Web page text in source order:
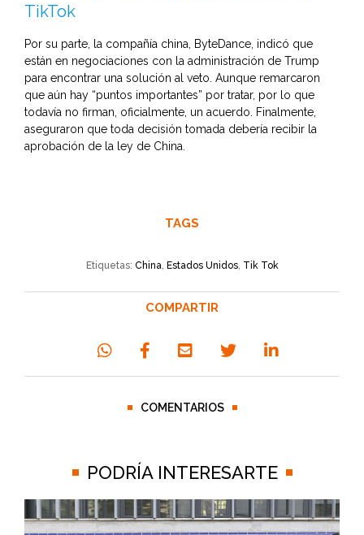
TikTok
Por su parte, la compañía china, ByteDance, indicó que
están en negociaciones con la administración de Trump
para encontrar una solución al veto. Aunque remarcaron
que aún hay “puntos importantes” por tratar, por lo que
todavía no firman, oficialmente, un acuerdo. Finalmente,
aseguraron que toda decisión tomada debería recibir la
aprobación de la ley de China.
TAGS
Etiquetas: China, Estados Unidos, Tik Tok
COMPARTIR
COMENTARIOS
PODRÍA INTERESARTE